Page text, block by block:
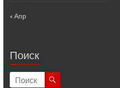
« Апр
Поиск